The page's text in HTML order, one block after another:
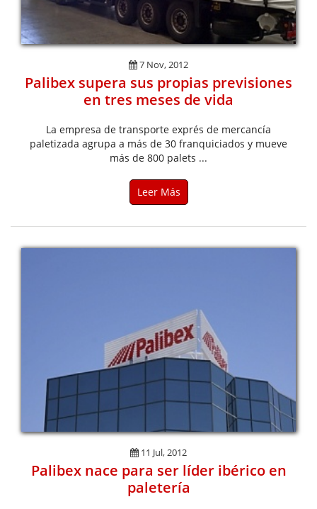
7 Nov, 2012
Palibex supera sus propias previsiones
en tres meses de vida
La empresa de transporte exprés de mercancía
paletizada agrupa a más de 30 franquiciados y mueve
más de 800 palets ...
Leer Más
11 Jul, 2012
Palibex nace para ser líder ibérico en
paletería